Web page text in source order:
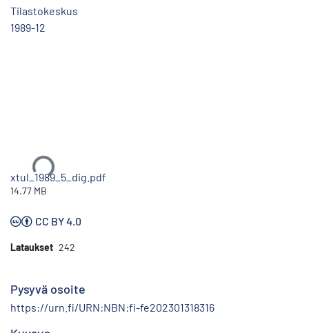
Tilastokeskus
1989-12
Ladataan...
xtul_1989_5_dig.pdf
14.77 MB
CC BY 4.0
Lataukset 242
Pysyvä osoite
https://urn.fi/URN:NBN:fi-fe202301318316